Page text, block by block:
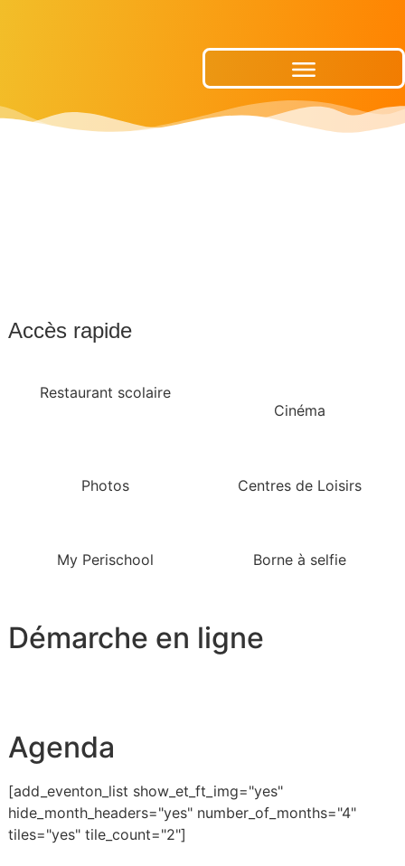
Accès rapide
Restaurant scolaire
Cinéma
Photos Centres de Loisirs
My Perischool Borne à selfie
Démarche en ligne
Agenda
[add_eventon_list show_et_ft_img="yes"
hide_month_headers="yes" number_of_months="4"
tiles="yes" tile_count="2"]